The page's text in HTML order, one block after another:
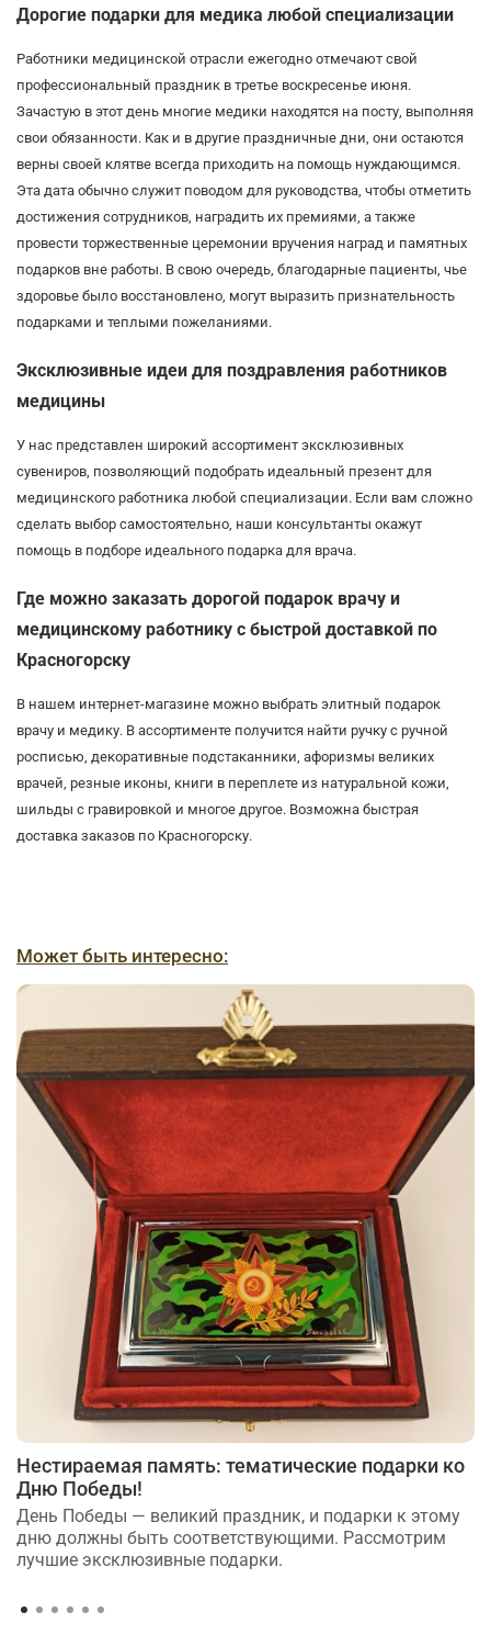
Дорогие подарки для медика любой специализации
Работники медицинской отрасли ежегодно отмечают свой
профессиональный праздник в третье воскресенье июня.
Зачастую в этот день многие медики находятся на посту, выполняя
свои обязанности. Как и в другие праздничные дни, они остаются
верны своей клятве всегда приходить на помощь нуждающимся.
Эта дата обычно служит поводом для руководства, чтобы отметить
достижения сотрудников, наградить их премиями, а также
провести торжественные церемонии вручения наград и памятных
подарков вне работы. В свою очередь, благодарные пациенты, чье
здоровье было восстановлено, могут выразить признательность
подарками и теплыми пожеланиями.
Эксклюзивные идеи для поздравления работников
медицины
У нас представлен широкий ассортимент эксклюзивных
сувениров, позволяющий подобрать идеальный презент для
медицинского работника любой специализации. Если вам сложно
сделать выбор самостоятельно, наши консультанты окажут
помощь в подборе идеального подарка для врача.
Где можно заказать дорогой подарок врачу и
медицинскому работнику с быстрой доставкой по
Красногорску
В нашем интернет-магазине можно выбрать элитный подарок
врачу и медику. В ассортименте получится найти ручку с ручной
росписью, декоративные подстаканники, афоризмы великих
врачей, резные иконы, книги в переплете из натуральной кожи,
шильды с гравировкой и многое другое. Возможна быстрая
доставка заказов по Красногорску.
Может быть интересно:
Нестираемая память: тематические подарки ко
Дню Победы!
День Победы — великий праздник, и подарки к этому
дню должны быть соответствующими. Рассмотрим
лучшие эксклюзивные подарки.